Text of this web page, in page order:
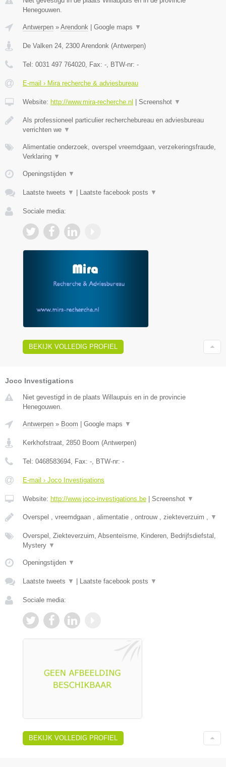
Henegouwen.
Antwerpen » Arendonk Google maps ▼
De Valken 24, 2300 Arendonk (Antwerpen)
Tel: 0031 497 764020, Fax: -, BTW-nr: -
E-mail › Mira recherche & adviesbureau
Website: http://www.mira-recherche.nl Screenshot ▼
Als professioneel particulier recherchebureau en adviesbureau
verrichten we ▼
Alimentatie onderzoek, overspel vreemdgaan, verzekeringsfraude,
Verklaring ▼
Openingstijden ▼
Laatste tweets ▼ Laatste facebook posts ▼
Sociale media:
BEKIJK VOLLEDIG PROFIEL
Joco Investigations
Niet gevestigd in de plaats Willaupuis en in de provincie
Henegouwen.
Antwerpen » Boom Google maps ▼
Kerkhofstraat 2850 Boom (Antwerpen)
Tel: 0468583694 , Fax: - , BTW-nr: -
E-mail › Joco Investigations
Website: http://www.joco-investigations.be Screenshot ▼
Overspel , vreemdgaan , alimentatie , ontrouw , ziekteverzuim , ▼
Overspel, Ziekteverzuim, Absenteïsme, Kinderen, Bedrijfsdiefstal,
Mystery ▼
Openingstijden ▼
Laatste tweets ▼ Laatste facebook posts ▼
Sociale media:
BEKIJK VOLLEDIG PROFIEL